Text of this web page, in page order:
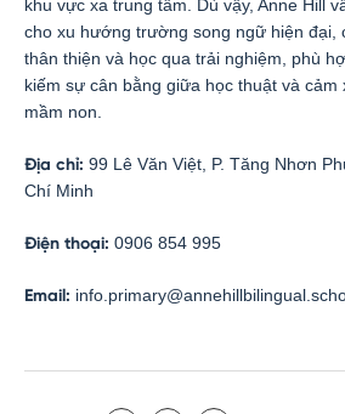
khu vực xa trung tâm. Dù vậy, Anne Hill
cho xu hướng trường song ngữ hiện đại,
thân thiện và học qua trải nghiệm, phù
kiếm sự cân bằng giữa học thuật và
mầm non.
Địa chỉ: 99 Lê Văn Việt, P. Tăng Nhơn
Chí Minh
Điện thoại: 0906 854 995
Email: